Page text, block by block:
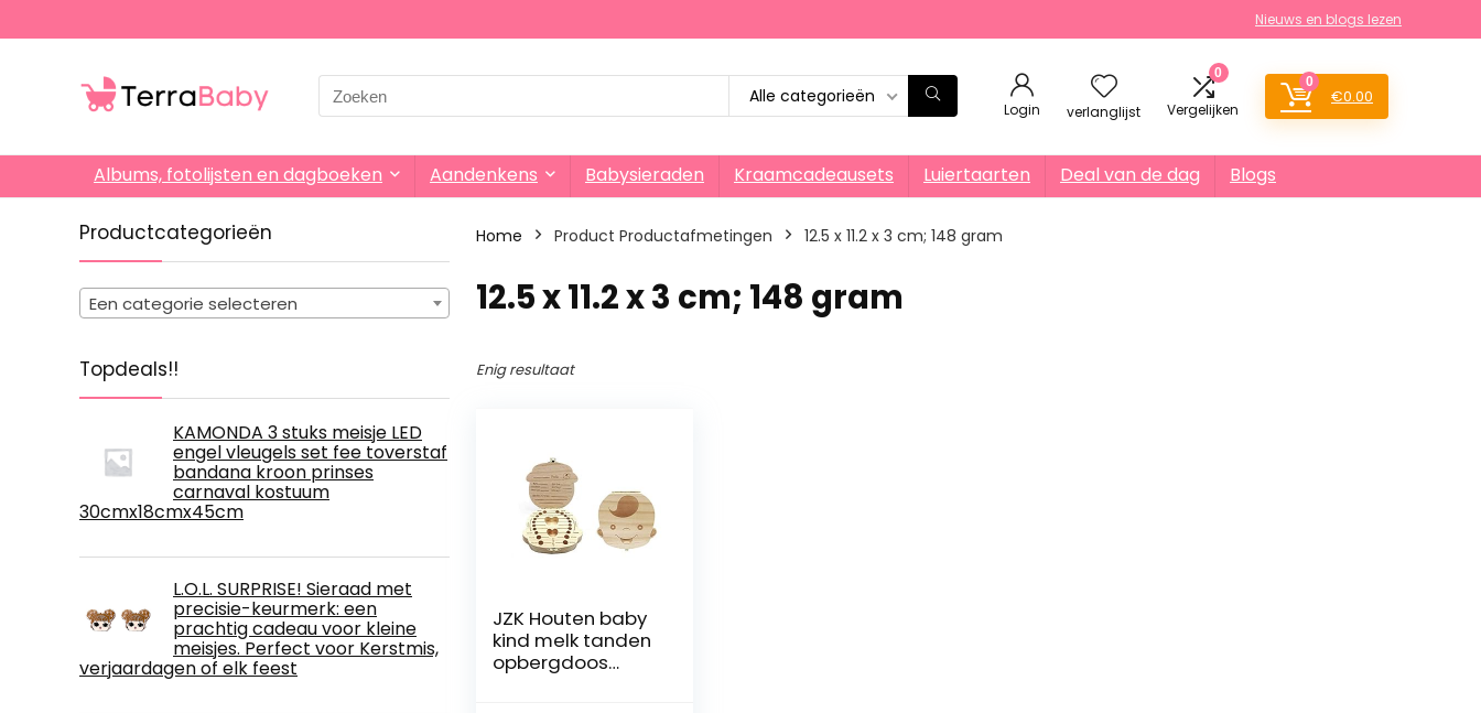
Nieuws en blogs lezen
Search
for:
Alle categorieën
Login verlanglijst
0
Vergelijken
0
€0.00
Albums, fotolijsten en dagboeken Aandenkens Babysieraden Kraamcadeausets Luiertaarten Deal van de dag Blogs
Productcategorieën
Een categorie selecteren
Topdeals!!
KAMONDA 3 stuks meisje LED
engel vleugels set fee toverstaf
bandana kroon prinses
carnaval kostuum
30cmx18cmx45cm
L.O.L. SURPRISE! Sieraad met
precisie-keurmerk: een
prachtig cadeau voor kleine
meisjes. Perfect voor Kerstmis,
verjaardagen of elk feest
Home Product Productafmetingen ‎12.5 x 11.2 x 3 cm; 148 gram
‎12.5 x 11.2 x 3 cm; 148 gram
Enig resultaat
JZK Houten baby
kind melk tanden
opbergdoos